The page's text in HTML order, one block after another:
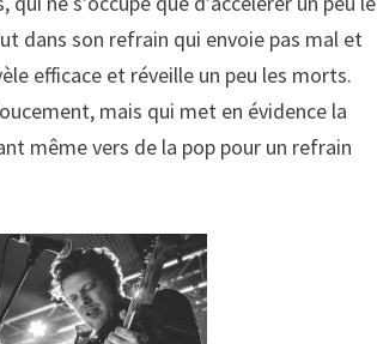
dans son refrain qui envoie pas mal et
efficace et réveille un peu les morts.
mais qui met en évidence la
même vers de la pop pour un refrain